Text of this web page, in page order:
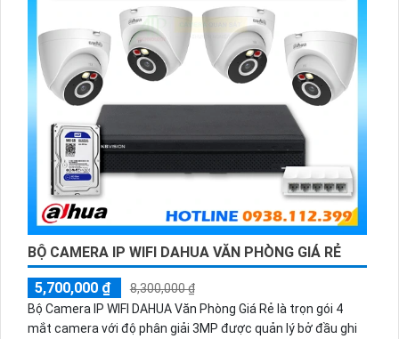
BỘ CAMERA IP WIFI DAHUA VĂN PHÒNG GIÁ RẺ
5,700,000 ₫
8,300,000 ₫
Bộ Camera IP WIFI DAHUA Văn Phòng Giá Rẻ là trọn gói 4
mắt camera với độ phân giải 3MP được quản lý bở đầu ghi